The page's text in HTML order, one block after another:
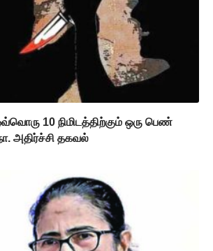
10 நிமிடத்திற்கும் ஒரு பெண்
அதிர்ச்சி தகவல்